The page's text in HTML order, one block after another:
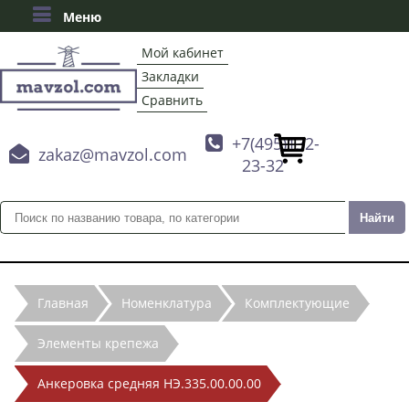
Меню
Мой кабинет
Закладки
Сравнить
 zakaz@mavzol.com
 +7(495)132-
23-32
Главная Номенклатура Комплектующие
Элементы крепежа
Анкеровка средняя НЭ.335.00.00.00